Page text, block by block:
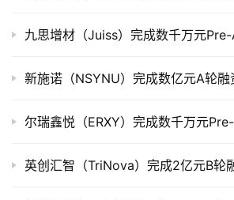
司
投
据
九思增材（Juiss）完成数千万元
新施诺（NSYNU）完成数亿元A轮融
尔瑞鑫悦（ERXY）完成数千万元
英创汇智（TriNova）完成2亿元B轮